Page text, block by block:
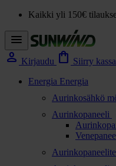
Kaikki yli 150€
menu
person Kirjaudu shopping_bag Siirry
Energia Energia
Aurinkosähkö
Aurinkopaneeli